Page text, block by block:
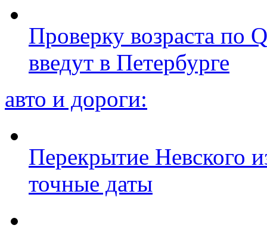
Проверку возраста по
введут в Петербурге
авто и дороги:
Перекрытие Невского
точные даты